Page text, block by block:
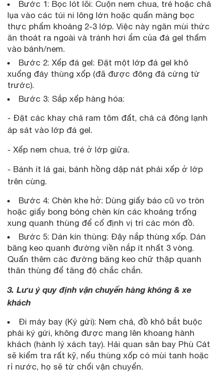
Bước 1: Bọc lót lõi: Cuộn nem chua, tré hoặc chả
lụa vào các túi ni lông lớn hoặc quấn màng bọc
thực phẩm khoảng 2-3 lớp. Việc này ngăn mùi thức
ăn thoát ra ngoài và tránh hơi ẩm của đá gel thấm
vào bánh/nem.
Bước 2: Xếp đá gel: Đặt một lớp đá gel khô
xuống đáy thùng xốp (đã được đông đá cứng từ
trước).
Bước 3: Sắp xếp hàng hóa:
- Đặt các khay chả ram tôm đất, chả cá đông lạnh
áp sát vào lớp đá gel.
- Xếp nem chua, tré ở lớp giữa.
- Bánh ít lá gai, bánh hồng dập nát phải xếp ở lớp
trên cùng.
Bước 4: Chèn khe hở: Dùng giấy báo cũ vo tròn
hoặc giấy bong bóng chèn kín các khoảng trống
xung quanh thùng để cố định vị trí các món đồ.
Bước 5: Dán kín thùng: Đậy nắp thùng xốp. Dán
băng keo quanh đường viền nắp ít nhất 3 vòng.
Quấn thêm các đường băng keo chữ thập quanh
thân thùng để tăng độ chắc chắn.
3. Lưu ý quy định vận chuyển hàng không & xe
khách
Đi máy bay (Ký gửi): Nem chả, đồ khô bắt buộc
phải ký gửi, không được mang lên khoang hành
khách (hành lý xách tay). Hải quan sân bay Phù Cát
sẽ kiểm tra rất kỹ, nếu thùng xốp có mùi tanh hoặc
rỉ nước, họ sẽ từ chối vận chuyển.